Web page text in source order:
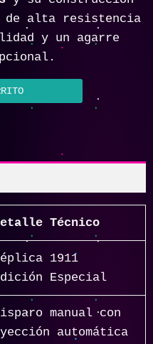
de alta resistencia
y un agarre
Técnico
1911
Especial
manual con
automática